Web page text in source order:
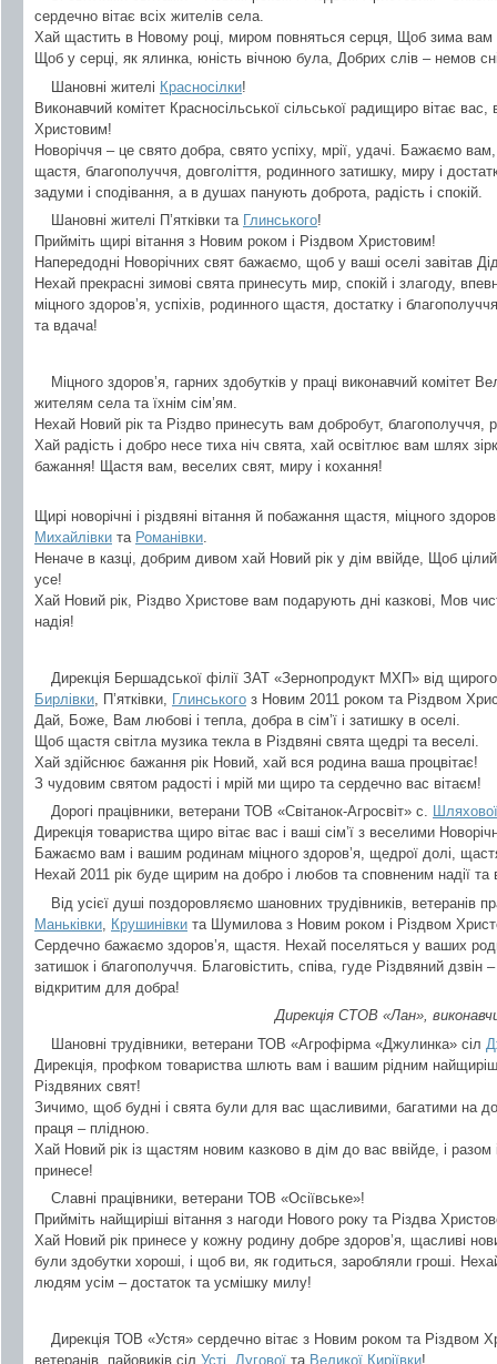
сердечно вітає всіх жителів села.
Хай щастить в Новому році, миром повняться серця, Щоб зима вам
Щоб у серці, як ялинка, юність вічною була, Добрих слів – немов
Шановні жителі Красносілки!
Виконавчий комітет Красносільської сільської радищиро вітає
Христовим!
Новоріччя – це свято добра, свято успіху, мрії, удачі. Бажаємо
щастя, благополуччя, довголіття, родинного затишку, миру і
задуми і сподівання, а в душах панують доброта, радість і спокій.
Шановні жителі П’ятківки та Глинського!
Прийміть щирі вітання з Новим роком і Різдвом Христовим!
Напередодні Новорічних свят бажаємо, щоб у ваші оселі завітав
Нехай прекрасні зимові свята принесуть мир, спокій і злагоду,
міцного здоров’я, успіхів, родинного щастя, достатку і
та вдача!
Міцного здоров’я, гарних здобутків у праці виконавчий комітет
жителям села та їхнім сім’ям.
Нехай Новий рік та Різдво принесуть вам добробут, благополуччя,
Хай радість і добро несе тиха ніч свята, хай освітлює вам шлях
бажання! Щастя вам, веселих свят, миру і кохання!
Щирі новорічні і різдвяні вітання й побажання щастя, міцного
Михайлівки та Романівки
Неначе в казці, добрим дивом хай Новий рік у дім ввійде, Щоб
усе!
Хай Новий рік, Різдво Христове вам подарують дні казкові, Мов
надія!
Дирекція Бершадської філії ЗАТ «Зернопродукт МХП» від щирого
Бирлівки , П’ятківки, Глинського з Новим 2011 роком та Різдвом
Дай, Боже, Вам любові і тепла, добра в сім’ї і затишку в оселі.
Щоб щастя світла музика текла в Різдвяні свята щедрі та веселі.
Хай здійснює бажання рік Новий, хай вся родина ваша процвітає!
З чудовим святом радості і мрій ми щиро та сердечно вас вітаєм!
Дорогі працівники, ветерани ТОВ «Світанок-Агросвіт» с. Шляхової
Дирекція товариства щиро вітає вас і ваші сім’ї з веселими
Бажаємо вам і вашим родинам міцного здоров’я, щедрої долі,
Нехай 2011 рік буде щирим на добро і любов та сповненим надії та
Від усієї душі поздоровляємо шановних трудівників, ветеранів
Маньківки Крушинівки та Шумилова з Новим роком і Різдвом
Сердечно бажаємо здоров’я, щастя. Нехай поселяться у ваших
затишок і благополуччя. Благовістить, співа, гуде Різдвяний
відкритим для добра!
Дирекція СТОВ «Лан»,
Шановні трудівники, ветерани ТОВ «Агрофірма «Джулинка» сіл
Дирекція, профком товариства шлють вам і вашим рідним
Різдвяних свят!
Зичимо, щоб будні і свята були для вас щасливими, багатими на
праця – плідною.
Хай Новий рік із щастям новим казково в дім до вас ввійде, і
принесе!
Славні працівники, ветерани ТОВ «Осіївське»!
Прийміть найщиріші вітання з нагоди Нового року та Різдва
Хай Новий рік принесе у кожну родину добре здоров’я, щасливі
були здобутки хороші, і щоб ви, як годиться, заробляли гроші.
людям усім – достаток та усмішку милу!
Дирекція ТОВ «Устя» сердечно вітає з Новим роком та Різдвом
ветеранів, пайовиків сіл Усті Лугової та Великої Киріївки!